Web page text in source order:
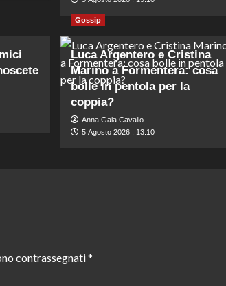
Gossip
Luca Argentero e Cristina
Marino a Formentera: cosa
bolle in pentola per la
coppia?
Anna Gaia Cavallo
5 Agosto 2026 : 13:10
contrassegnati*